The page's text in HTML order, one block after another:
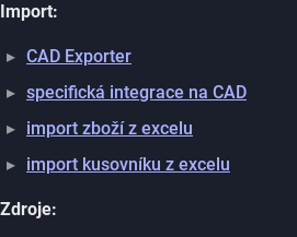
Import:
CAD Exporter
specifická integrace na CAD
import zboží z excelu
import kusovníku z excelu
Zdroje: